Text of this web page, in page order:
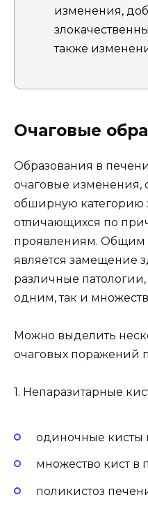
изменения,
также
Очаговые
Образования в
очаговые изменения,
обширную категорию
отличающихся по
проявлениям. Общим
является замещение
различные
одним, так и
Можно выделить
очаговых поражений
1. Непаразитарные
одиночные кисты
множество кист в
поликистоз